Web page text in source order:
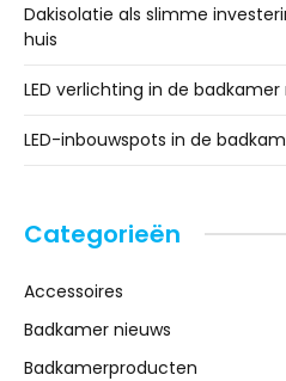
Dakisolatie als slimme
huis
LED verlichting in de
LED-inbouwspots in de
Categorieën
Accessoires
Badkamer nieuws
Badkamerproducten